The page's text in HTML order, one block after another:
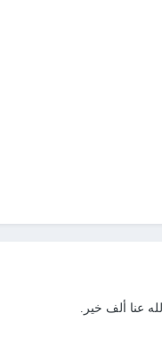
عنا ألف خير.